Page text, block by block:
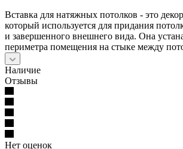
Вставка для натяжных потолков - это
который используется для придания
и завершенного внешнего вида. Она
периметра помещения на стыке между
Наличие
Отзывы
Нет оценок